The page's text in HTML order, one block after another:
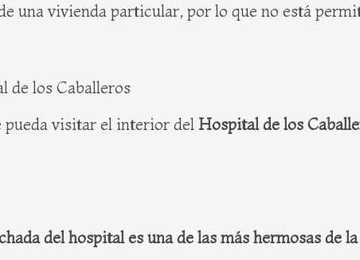
una vivienda particular, por lo que no está
de los Caballeros
pueda visitar el interior del Hospital de los
del hospital es una de las más hermosas de